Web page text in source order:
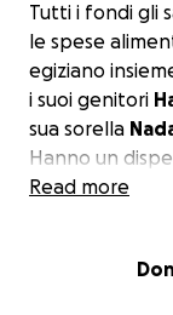
Tutti i fondi gli
le spese
egiziano
i suoi genitori
sua sorella
Hanno un
sicurezza e
Read more